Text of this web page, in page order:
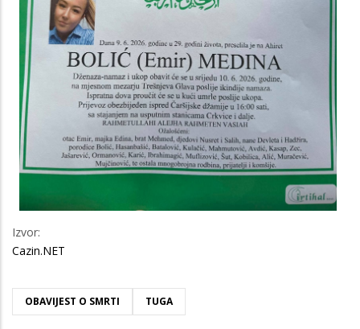
Izvor:
Cazin.NET
OBAVIJEST O SMRTI TUGA